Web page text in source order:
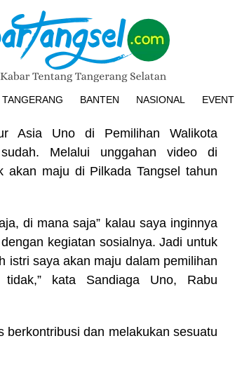
TANGERANG BANTEN NASIONAL EVENT
Asia Uno di Pemilihan Walikota
sudah. Melalui unggahan video di
akan maju di Pilkada Tangsel tahun
di mana saja” kalau saya inginnya
kegiatan sosialnya. Jadi untuk
istri saya akan maju dalam pemilihan
tidak,” kata Sandiaga Uno, Rabu
berkontribusi dan melakukan sesuatu